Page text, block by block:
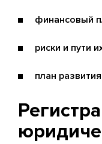
финансовый
риски и пути
план